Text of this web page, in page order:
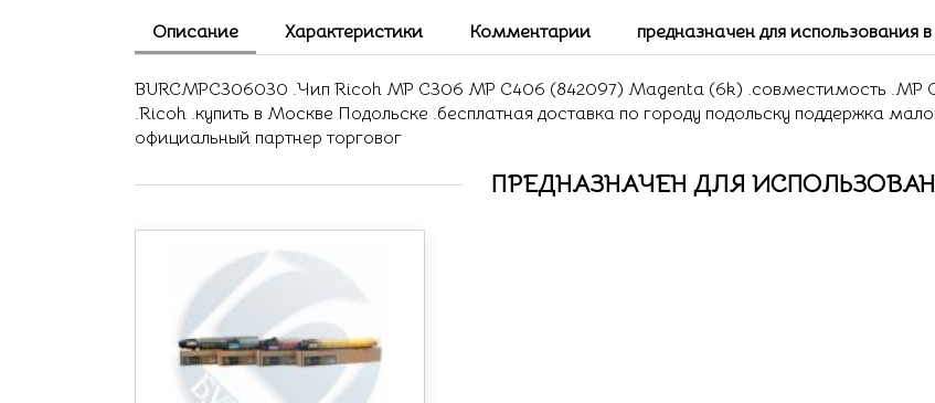
Описание Характеристики Комментарии предназначен для использования в
BURCMPC306030 .Чип Ricoh MP C306 MP C406 (842097) Magenta (6k) .совместимость .MP
.Ricoh .купить в Москве Подольске .бесплатная доставка по городу подольску поддержка
официальный партнер торговог
ПРЕДНАЗНАЧЕН ДЛЯ